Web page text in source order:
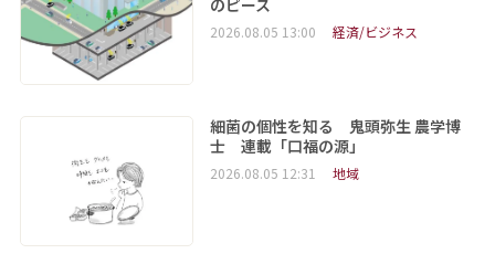
2026.08.05 13:00 経済/ビジネス
細菌の個性を知る 鬼頭弥生 農学博
士 連載「口福の源」
2026.08.05 12:31 地域